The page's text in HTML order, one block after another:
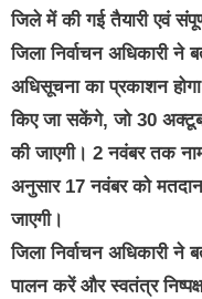
जिले में की गई तैयारी एवं
जिला निर्वाचन अधिकारी ने
अधिसूचना का प्रकाशन
किए जा सकेंगे, जो 30
की जाएगी। 2 नवंबर तक
अनुसार 17 नवंबर को
जाएगी।
जिला निर्वाचन अधिकारी
पालन करें और स्वतंत्र